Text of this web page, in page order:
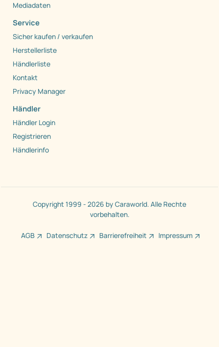
Mediadaten
Service
Sicher kaufen / verkaufen
Herstellerliste
Händlerliste
Kontakt
Privacy Manager
Händler
Händler Login
Registrieren
Händlerinfo
Copyright 1999 - 2026 by Caraworld. Alle Rechte
vorbehalten.
AGB Datenschutz Barrierefreiheit Impressum